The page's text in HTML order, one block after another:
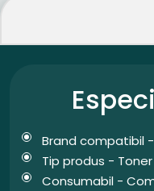
Brand compatibil
Tip produs - Toner
Consumabil -